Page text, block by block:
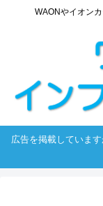
WAONやイオン
広告を掲載していま